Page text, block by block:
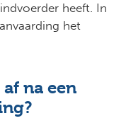
heeft. In
het
na een